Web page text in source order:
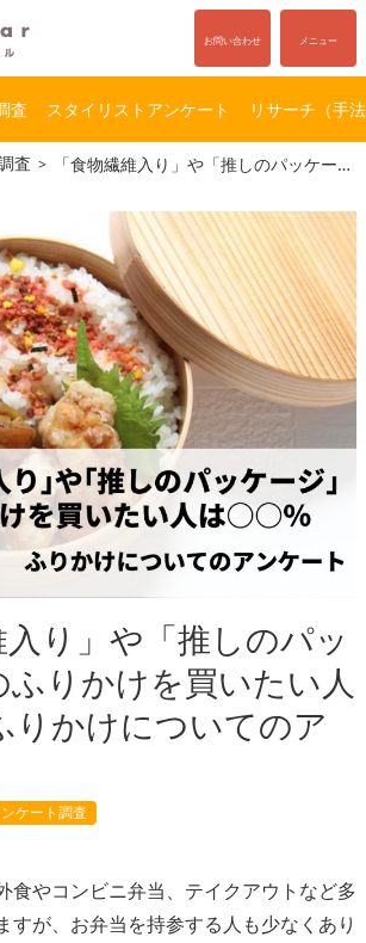
お問い合わせ メニュー
査 スタイリストアンケート リサーチ（手
査 「食物繊維入り」や「推しのパッケージ」のふりかけを買いたい人は○○％｜ふりかけについてのアンケート
入り」や「推しのパッ
りかけを買いたい人
りかけについてのア
ケート調査
食やコンビニ弁当、テイクアウトなど多
すが、お弁当を持参する人も少なくあり